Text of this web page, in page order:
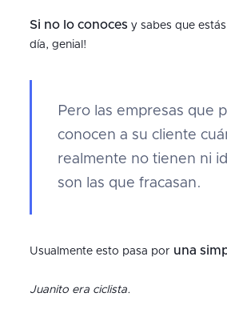
Si no lo conoces y sabes que
día, genial!
Pero las empresas que
conocen a su cliente
realmente no tienen ni
son las que fracasan.
Usualmente esto pasa por una
Juanito era ciclista.